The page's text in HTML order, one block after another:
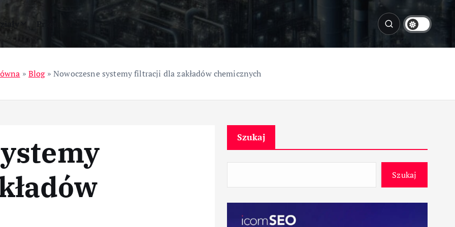
Przemysł
» Blog»Nowoczesne systemy filtracji dla zakładów chemicznych
Szukaj
Szukaj